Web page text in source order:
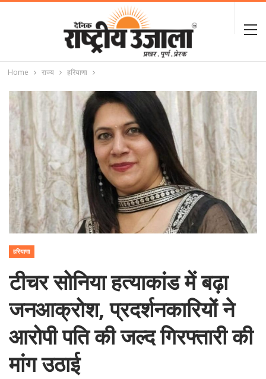
Home राज्य हरियाणा
हरियाणा
टीचर सोनिया हत्याकांड में बढ़ा
जनआक्रोश, प्रदर्शनकारियों ने
आरोपी पति की जल्द गिरफ्तारी की
मांग उठाई